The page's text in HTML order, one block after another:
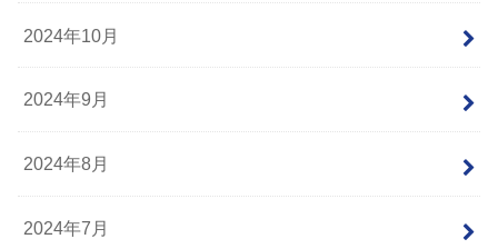
2024年10月
2024年9月
2024年8月
2024年7月